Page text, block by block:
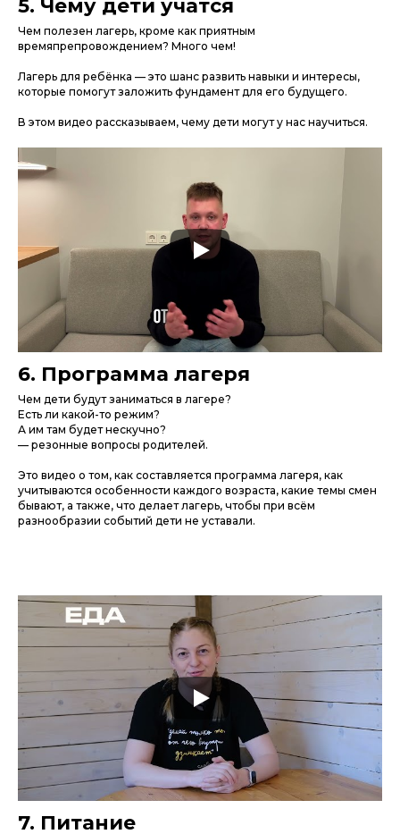
5. Чему дети учатся
Чем полезен лагерь, кроме как приятным
времяпрепровождением? Много чем!
Лагерь для ребёнка — это шанс развить навыки и интересы,
которые помогут заложить фундамент для его будущего.
В этом видео рассказываем, чему дети могут у нас научиться.
6. Программа лагеря
Чем дети будут заниматься в лагере?
Есть ли какой-то режим?
А им там будет нескучно?
— резонные вопросы родителей.
Это видео о том, как составляется программа лагеря, как
учитываются особенности каждого возраста, какие темы смен
бывают, а также, что делает лагерь, чтобы при всём
разнообразии событий дети не уставали.
7. Питание